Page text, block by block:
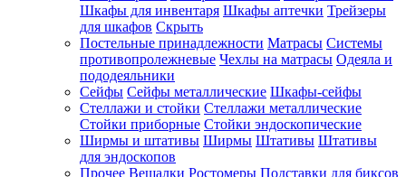
Шкафы для инвентаря Шкафы аптечки Трейзеры
для шкафов Скрыть
Постельные принадлежности Матрасы Системы
противопролежневые Чехлы на матрасы Одеяла и
пододеяльники
Сейфы Сейфы металлические Шкафы-сейфы
Стеллажи и стойки Стеллажи металлические
Стойки приборные Стойки эндоскопические
Ширмы и штативы Ширмы Штативы Штативы
для эндоскопов
Прочее Вешалки Ростомеры Подставки для биксов